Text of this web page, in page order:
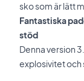
sko som är lätt
Fantastiska
stöd
Denna version
explosivitet och